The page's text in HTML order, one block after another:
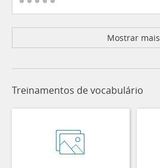
Mostrar mais
Treinamentos de vocabulário